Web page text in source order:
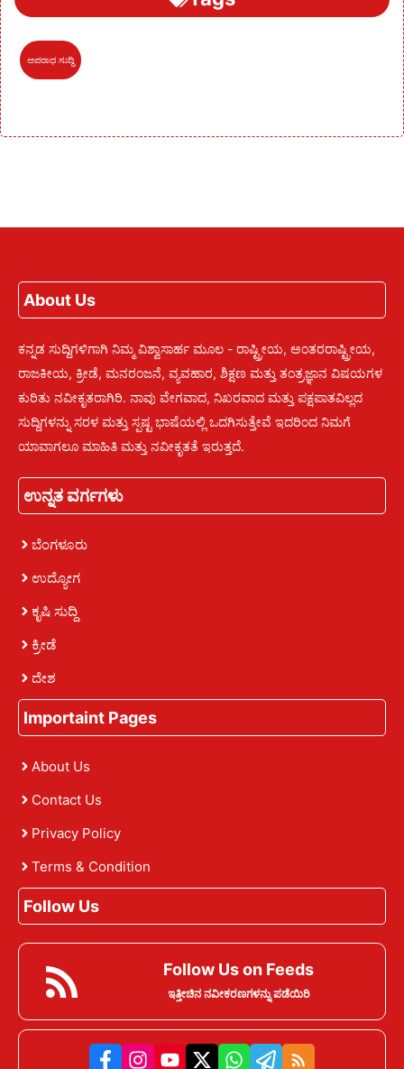
ಅಪರಾಧ ಸುದ್ದಿ
About Us
ಕನ್ನಡ ಸುದ್ದಿಗಳಿಗಾಗಿ ನಿಮ್ಮ ವಿಶ್ವಾಸಾರ್ಹ ಮೂಲ - ರಾಷ್ಟ್ರೀಯ, ಅಂತರರಾಷ್ಟ್ರೀಯ,
ರಾಜಕೀಯ, ಕ್ರೀಡೆ, ಮನರಂಜನೆ, ವ್ಯವಹಾರ, ಶಿಕ್ಷಣ ಮತ್ತು ತಂತ್ರಜ್ಞಾನ ವಿಷಯಗಳ
ಕುರಿತು ನವೀಕೃತರಾಗಿರಿ. ನಾವು ವೇಗವಾದ, ನಿಖರವಾದ ಮತ್ತು ಪಕ್ಷಪಾತವಿಲ್ಲದ
ಸುದ್ದಿಗಳನ್ನು ಸರಳ ಮತ್ತು ಸ್ಪಷ್ಟ ಭಾಷೆಯಲ್ಲಿ ಒದಗಿಸುತ್ತೇವೆ ಇದರಿಂದ ನಿಮಗೆ
ಯಾವಾಗಲೂ ಮಾಹಿತಿ ಮತ್ತು ನವೀಕೃತತೆ ಇರುತ್ತದೆ.
ಉನ್ನತ ವರ್ಗಗಳು
ಬೆಂಗಳೂರು
ಉದ್ಯೋಗ
ಕೃಷಿ ಸುದ್ದಿ
ಕ್ರೀಡೆ
ದೇಶ
Importaint Pages
About Us
Contact Us
Privacy Policy
Terms & Condition
Follow Us
Follow Us on Feeds
ಇತ್ತೀಚಿನ ನವೀಕರಣಗಳನ್ನು ಪಡೆಯಿರಿ